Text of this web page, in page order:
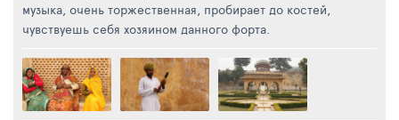
музыка, очень торжественная, пробирает до костей,
чувствуешь себя хозяином данного форта.